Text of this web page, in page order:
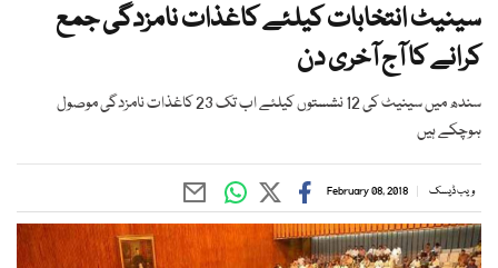
سینیٹ انتخابات کیلئے کاغذات نامزدگی جمع
کرانے کا آج آخری دن
سندھ میں سینیٹ کی 12 نشستوں کیلئے اب تک 23 کاغذات نامزدگی موصول
ہوچکے ہیں
ویب ڈیسک February 08, 2018